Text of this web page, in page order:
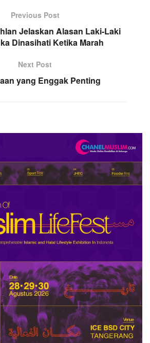
Previous Post
Jelaskan Alasan Laki-Laki
Dinasihati Ketika Marah
Next Post
yang Enggak Penting